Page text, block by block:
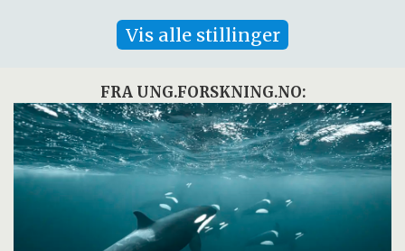
Vis alle stillinger
FRA UNG.FORSKNING.NO: